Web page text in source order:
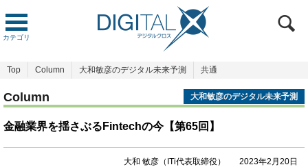
カテゴリ
Top Column 大和敏彦のデジタル未来予測 共通
Column 大和敏彦のデジタル未来予測
金融業界を揺さぶるFintechの今【第65回】
大和 敏彦（ITi代表取締役） 2023年2月20日